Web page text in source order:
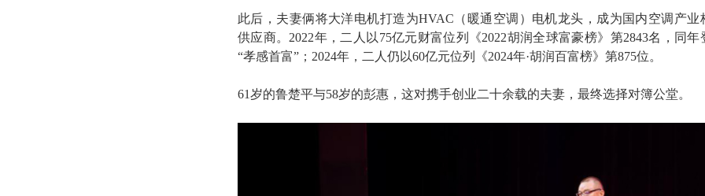
此后，夫妻俩将大洋电机打造为HVAC（暖通空调）电机龙头，成为国内空调产业
供应商。2022年，二人以75亿元财富位列《2022胡润全球富豪榜》第2843名，同年
“孝感首富”；2024年，二人仍以60亿元位列《2024年·胡润百富榜》第875位。
61岁的鲁楚平与58岁的彭惠，这对携手创业二十余载的夫妻，最终选择对簿公堂。